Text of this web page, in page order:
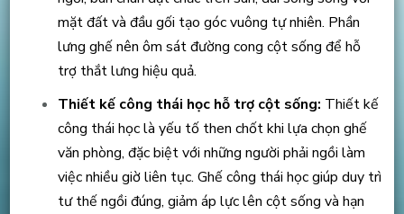
mặt đất và đầu gối tạo góc vuông tự nhiên. Phần
lưng ghế nên ôm sát đường cong cột sống để hỗ
trợ thắt lưng hiệu quả.
Thiết kế công thái học hỗ trợ cột sống: Thiết kế
công thái học là yếu tố then chốt khi lựa chọn ghế
văn phòng, đặc biệt với những người phải ngồi làm
việc nhiều giờ liên tục. Ghế công thái học giúp duy trì
tư thế ngồi đúng, giảm áp lực lên cột sống và hạn